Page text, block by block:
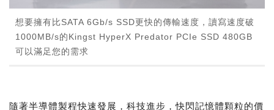
想要擁有比SATA 6Gb/s SSD更快的傳輸速度，讀寫速度破
1000MB/s的Kingst HyperX Predator PCIe SSD 480GB
可以滿足您的需求
隨著半導體製程快速發展，科技進步，快閃記憶體顆粒的價